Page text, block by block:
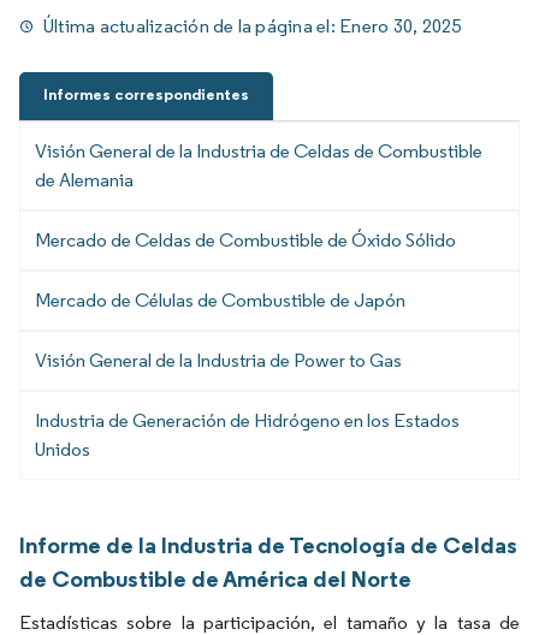
Última actualización de la página el: Enero 30, 2025
Informes correspondientes
Visión General de la Industria de Celdas de Combustible
de Alemania
Mercado de Celdas de Combustible de Óxido Sólido
Mercado de Células de Combustible de Japón
Visión General de la Industria de Power to Gas
Industria de Generación de Hidrógeno en los Estados
Unidos
Informe de la Industria de Tecnología de Celdas
de Combustible de América del Norte
Estadísticas sobre la participación, el tamaño y la tasa de